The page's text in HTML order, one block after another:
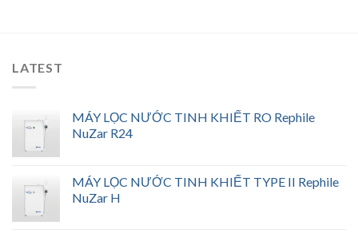
LATEST
MÁY LỌC NƯỚC TINH KHIẾT RO Rephile
NuZar R24
MÁY LỌC NƯỚC TINH KHIẾT TYPE II Rephile
NuZar H